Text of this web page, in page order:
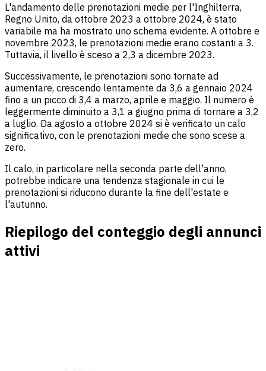
L'andamento delle prenotazioni medie per l'Inghilterra,
Regno Unito, da ottobre 2023 a ottobre 2024, è stato
variabile ma ha mostrato uno schema evidente. A ottobre e
novembre 2023, le prenotazioni medie erano costanti a 3.
Tuttavia, il livello è sceso a 2,3 a dicembre 2023.
Successivamente, le prenotazioni sono tornate ad
aumentare, crescendo lentamente da 3,6 a gennaio 2024
fino a un picco di 3,4 a marzo, aprile e maggio. Il numero è
leggermente diminuito a 3,1 a giugno prima di tornare a 3,2
a luglio. Da agosto a ottobre 2024 si è verificato un calo
significativo, con le prenotazioni medie che sono scese a
zero.
Il calo, in particolare nella seconda parte dell'anno,
potrebbe indicare una tendenza stagionale in cui le
prenotazioni si riducono durante la fine dell'estate e
l'autunno.
Riepilogo del conteggio degli annunci
attivi